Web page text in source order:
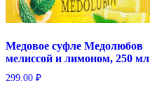
Медовое суфле Медолюбов
мелиссой и лимоном, 250 мл
299.00 ₽